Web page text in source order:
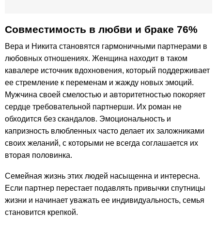
Совместимость в любви и браке 76%
Вера и Никита становятся гармоничными партнерами в
любовных отношениях. Женщина находит в таком
кавалере источник вдохновения, который поддерживает
ее стремление к переменам и жажду новых эмоций.
Мужчина своей смелостью и авторитетностью покоряет
сердце требовательной партнерши. Их роман не
обходится без скандалов. Эмоциональность и
капризность влюбленных часто делает их заложниками
своих желаний, с которыми не всегда соглашается их
вторая половинка.
Семейная жизнь этих людей насыщенна и интересна.
Если партнер перестает подавлять привычки спутницы
жизни и начинает уважать ее индивидуальность, семья
становится крепкой.